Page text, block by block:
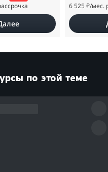
6 525 ₽/мес.
по этой теме